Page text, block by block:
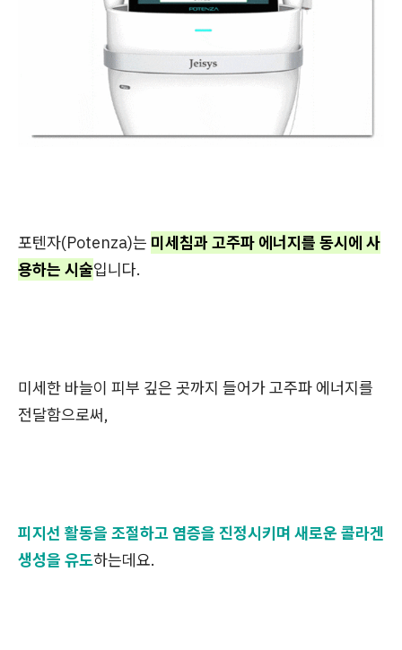
포텐자(Potenza)는 미세침과 고주파 에너지를 동시에 사
용하는 시술입니다.
미세한 바늘이 피부 깊은 곳까지 들어가 고주파 에너지를
전달함으로써,
피지선 활동을 조절하고 염증을 진정시키며 새로운 콜라겐
생성을 유도하는데요.